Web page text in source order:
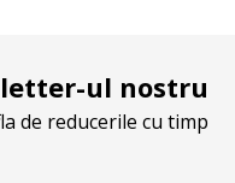
ul nostru
de reducerile cu timp